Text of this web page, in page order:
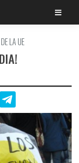
LA UE